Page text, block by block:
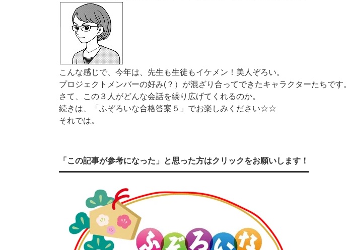
こんな感じで、今年は、先生も生徒もイケメン！美人ぞろい。
プロジェクトメンバーの好み(？）が混ざり合ってできたキャラクターたちです。
さて、この３人がどんな会話を繰り広げてくれるのか。
続きは、「ふぞろいな合格答案５」でお楽しみください☆☆
それでは。
「この記事が参考になった」と思った方はクリックをお願いします！